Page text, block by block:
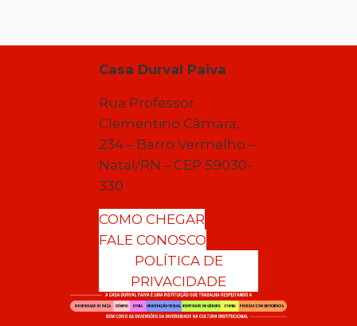
Casa Durval Paiva
Rua Professor
Clementino Câmara,
234 – Barro Vermelho –
Natal/RN – CEP 59030-
330
COMO CHEGAR
FALE CONOSCO
POLÍTICA DE
PRIVACIDADE